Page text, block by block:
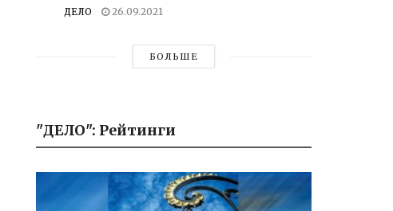
ДЕЛО 26.09.2021
БОЛЬШЕ
"ДЕЛО": Рейтинги